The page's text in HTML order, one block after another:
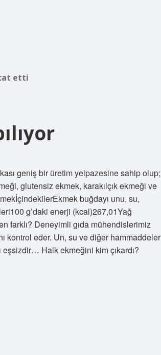
etti
geniş bir üretim yelpazesine sahip olup;
glutensiz ekmek, karakılçık ekmeği ve
buğdayı unu, su,
g’daki enerji (kcal)267,01Yağ
farklı? Deneyimli gıda mühendislerimiz
kontrol eder. Un, su ve diğer hammaddeler
Halk ekmeğini kim çıkardı?